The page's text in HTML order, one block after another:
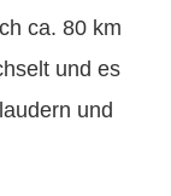
ca. 80 km
und es
und